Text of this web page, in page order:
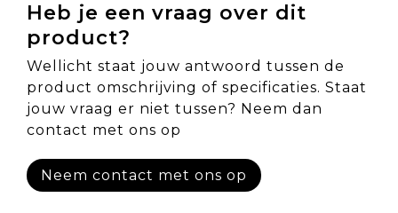
Heb je een vraag over dit
product?
Wellicht staat jouw antwoord tussen de
product omschrijving of specificaties. Staat
jouw vraag er niet tussen? Neem dan
contact met ons op
Neem contact met ons op